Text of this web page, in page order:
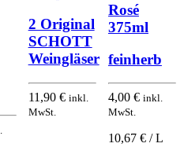
2 Original
SCHOTT
Weingläser
11,90 € inkl.
MwSt.
Rosé
375ml
feinherb
4,00 € inkl.
MwSt.
10,67 € / L